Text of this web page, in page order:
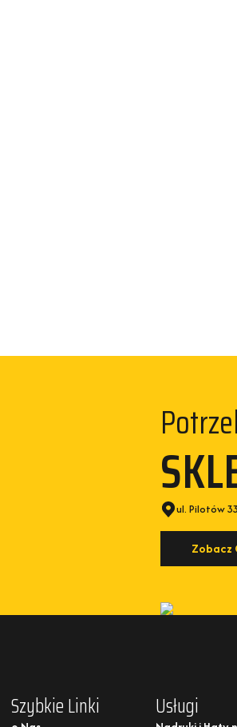
ul. Pilotów
Szybkie Linki Usługi